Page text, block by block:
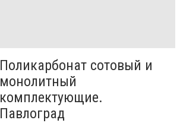
Поликарбонат сотовый и
монолитный
комплектующие.
Павлоград